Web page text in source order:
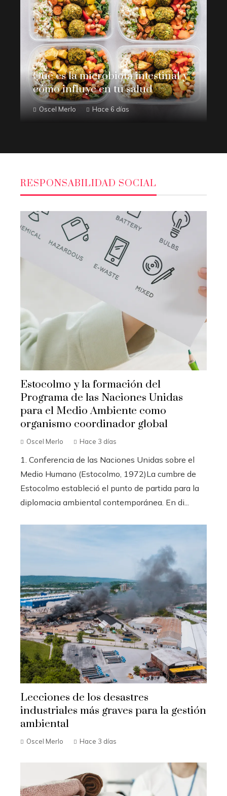
Qué es la microbiota intestinal y
cómo influye en tu salud
Oscel Merlo Hace 6 días
RESPONSABILIDAD SOCIAL
Estocolmo y la formación del
Programa de las Naciones Unidas
para el Medio Ambiente como
organismo coordinador global
Oscel Merlo Hace 3 días
1. Conferencia de las Naciones Unidas sobre el
Medio Humano (Estocolmo, 1972)La cumbre de
Estocolmo estableció el punto de partida para la
diplomacia ambiental contemporánea. En di...
Lecciones de los desastres
industriales más graves para la gestión
ambiental
Oscel Merlo Hace 3 días